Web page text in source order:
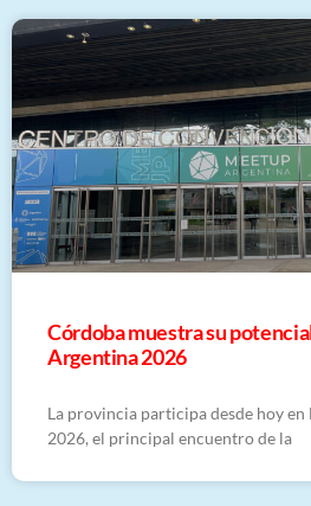
Córdoba muestra su
Argentina 2026
La provincia participa desde hoy
2026, el principal encuentro de la